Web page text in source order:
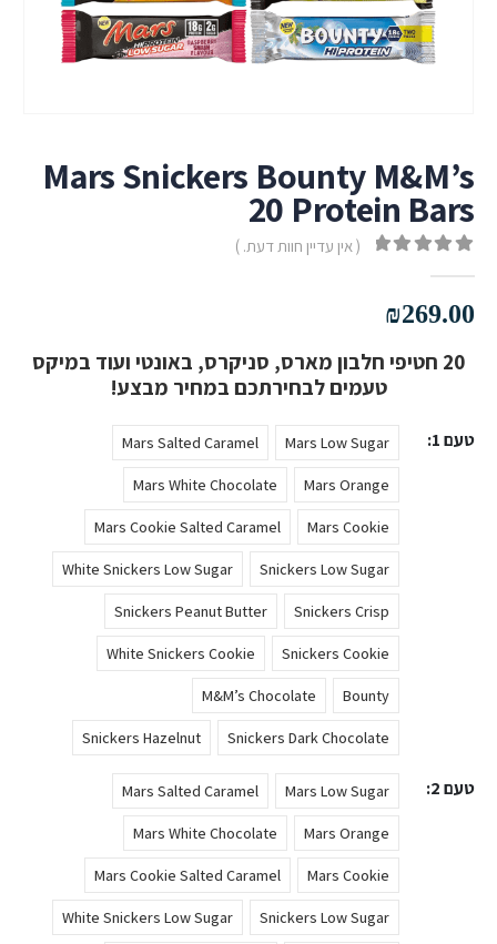
Mars Snickers Bounty M&M’s
20 Protein Bars
( אין עדיין חוות דעת. )
₪269.00
20 חטיפי חלבון מארס, סניקרס, באונטי ועוד במיקס
טעמים לבחירתכם במחיר מבצע!
טעם 1 Mars Low Sugar
Mars Salted Caramel
Mars Orange
Mars White Chocolate
Mars Cookie
Mars Cookie Salted Caramel
Snickers Low Sugar
White Snickers Low Sugar
Snickers Crisp
Snickers Peanut Butter
Snickers Cookie
White Snickers Cookie
Bounty
M&M’s Chocolate
Snickers Dark Chocolate
Snickers Hazelnut
טעם 2 Mars Low Sugar
Mars Salted Caramel
Mars Orange
Mars White Chocolate
Mars Cookie
Mars Cookie Salted Caramel
Snickers Low Sugar
White Snickers Low Sugar